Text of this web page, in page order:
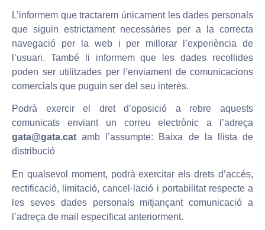
L’informem que tractarem únicament les dades personals
que siguin estrictament necessàries per a la correcta
navegació per la web i per millorar l’experiència de
l’usuari. També li informem que les dades recollides
poden ser utilitzades per l’enviament de comunicacions
comercials que puguin ser del seu interès.
Podrà exercir el dret d’oposició a rebre aquests
comunicats enviant un correu electrònic a l’adreça
gata@gata.cat amb l’assumpte: Baixa de la llista de
distribució
En qualsevol moment, podrà exercitar els drets d’accés,
rectificació, limitació, cancel·lació i portabilitat respecte a
les seves dades personals mitjançant comunicació a
l’adreça de mail especificat anteriorment.